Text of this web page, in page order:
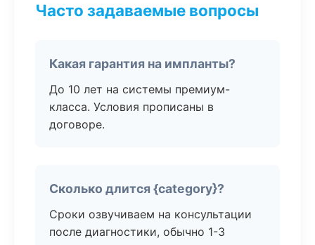
Часто задаваемые вопросы
Какая гарантия на импланты?
До 10 лет на системы премиум-
класса. Условия прописаны в
договоре.
Сколько длится {category}?
Сроки озвучиваем на консультации
после диагностики, обычно 1-3